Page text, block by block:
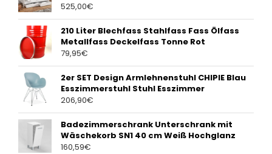
525,00€
210 Liter Blechfass Stahlfass Fass Ölfass
Metallfass Deckelfass Tonne Rot
79,95€
2er SET Design Armlehnenstuhl CHIPIE Blau
Esszimmerstuhl Stuhl Esszimmer
206,90€
Badezimmerschrank Unterschrank mit
Wäschekorb SN1 40 cm Weiß Hochglanz
160,59€